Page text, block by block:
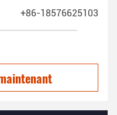
+86-18576625103